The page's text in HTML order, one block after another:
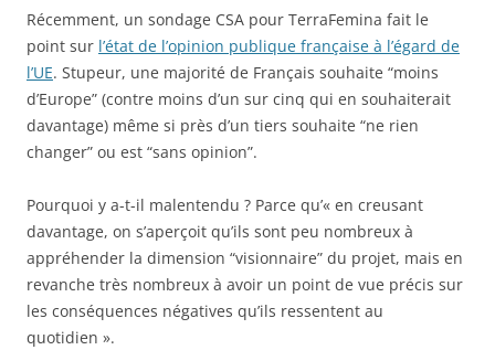
Récemment, un sondage CSA pour TerraFemina fait le
point sur l’état de l’opinion publique française à l’égard de
l’UE. Stupeur, une majorité de Français souhaite “moins
d’Europe” (contre moins d’un sur cinq qui en souhaiterait
davantage) même si près d’un tiers souhaite “ne rien
changer” ou est “sans opinion”.
Pourquoi y a-t-il malentendu ? Parce qu’« en creusant
davantage, on s’aperçoit qu’ils sont peu nombreux à
appréhender la dimension “visionnaire” du projet, mais en
revanche très nombreux à avoir un point de vue précis sur
les conséquences négatives qu’ils ressentent au
quotidien ».